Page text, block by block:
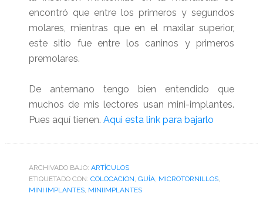
encontró que entre los primeros y segundos
molares, mientras que en el maxilar superior,
este sitio fue entre los caninos y primeros
premolares.
De antemano tengo bien entendido que
muchos de mis lectores usan mini-implantes.
Pues aquí tienen. Aqui esta link para bajarlo
ARCHIVADO BAJO: ARTÌCULOS
ETIQUETADO CON: COLOCACION, GUÌA, MICROTORNILLOS,
MINI IMPLANTES, MINIIMPLANTES